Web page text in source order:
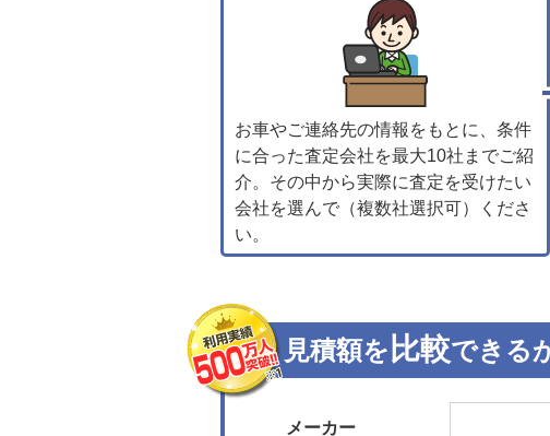
お車やご連絡先の情報をもとに、条件
に合った査定会社を最大10社までご紹
介。その中から実際に査定を受けたい
会社を選んで（複数社選択可）くださ
い。
見積額を 比較できる
メーカー